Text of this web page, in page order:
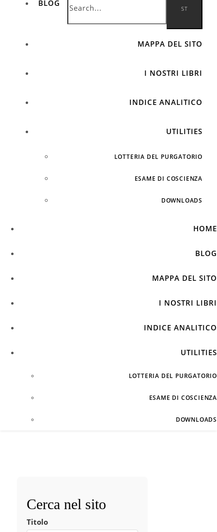
BLOG
MAPPA DEL SITO
I NOSTRI LIBRI
INDICE ANALITICO
UTILITIES
LOTTERIA DEL PURGATORIO
ESAME DI COSCIENZA
DOWNLOADS
HOME
BLOG
MAPPA DEL SITO
I NOSTRI LIBRI
INDICE ANALITICO
UTILITIES
LOTTERIA DEL PURGATORIO
ESAME DI COSCIENZA
DOWNLOADS
Cerca nel sito
Titolo